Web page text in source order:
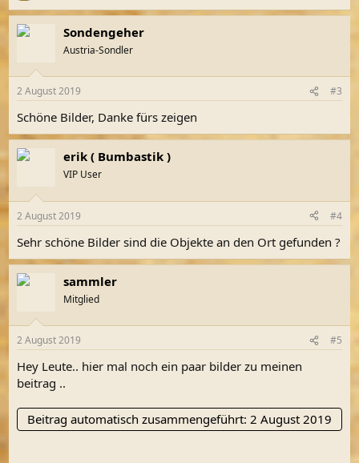
Sondengeher
Austria-Sondler
2 August 2019 #3
Schöne Bilder, Danke fürs zeigen
erik ( Bumbastik )
VIP User
2 August 2019 #4
Sehr schöne Bilder sind die Objekte an den Ort gefunden ?
sammler
Mitglied
2 August 2019 #5
Hey Leute.. hier mal noch ein paar bilder zu meinen
beitrag ..
Beitrag automatisch zusammengeführt: 2 August 2019